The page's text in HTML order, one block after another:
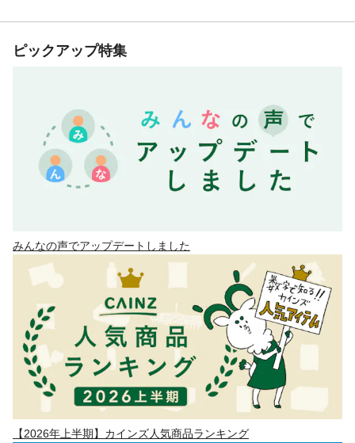
ピックアップ特集
みんなの声でアップデートしました
【2026年上半期】カインズ人気商品ランキング